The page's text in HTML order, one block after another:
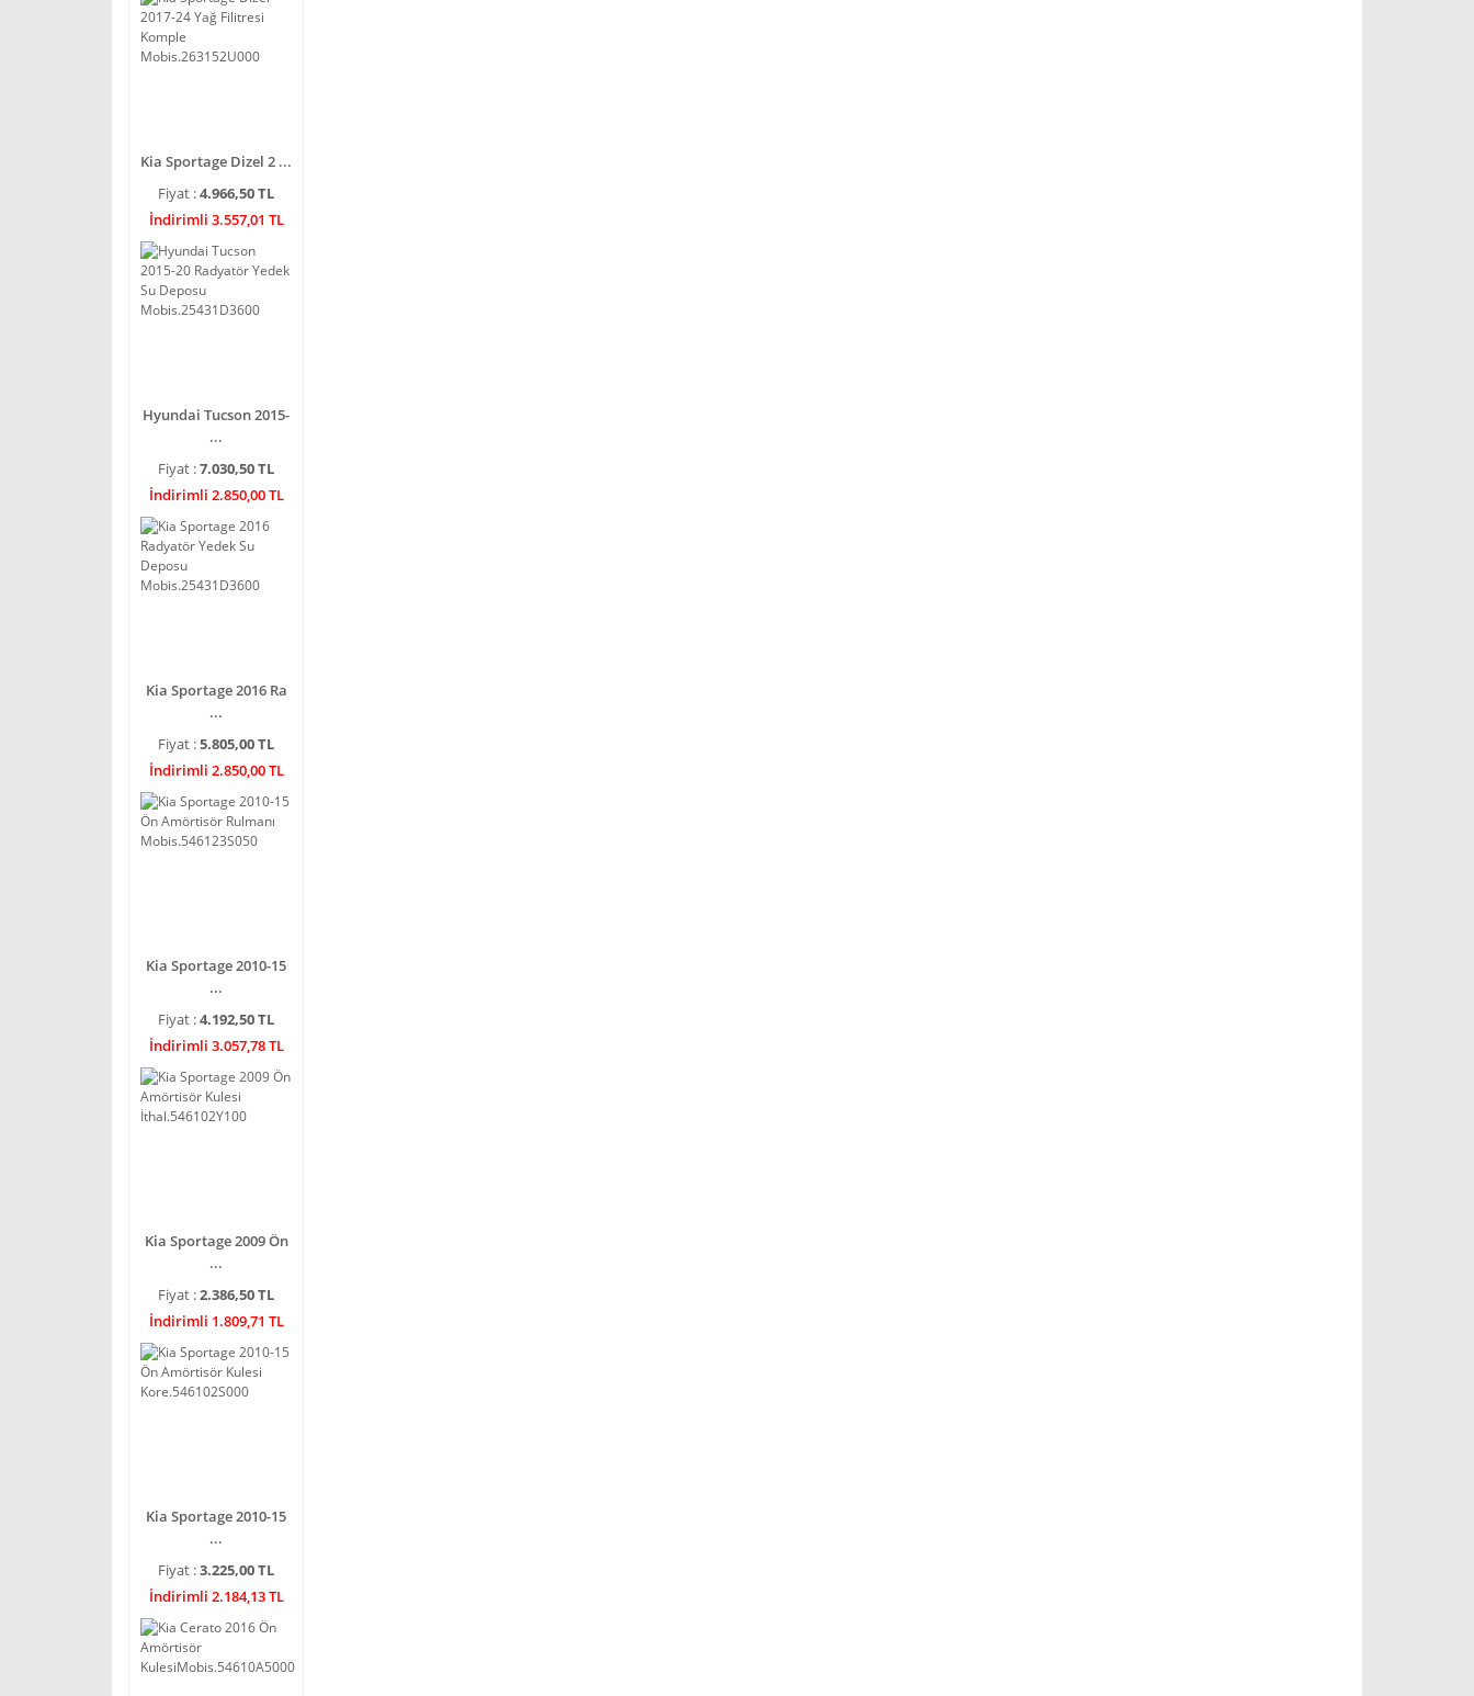
Kia Sportage Dizel 2 ...
Fiyat :4.966,50 TL
İndirimli 3.557,01 TL
Hyundai Tucson 2015-
...
Fiyat :7.030,50 TL
İndirimli 2.850,00 TL
Kia Sportage 2016 Ra
...
Fiyat :5.805,00 TL
İndirimli 2.850,00 TL
Kia Sportage 2010-15
...
Fiyat :4.192,50 TL
İndirimli 3.057,78 TL
Kia Sportage 2009 Ön
...
Fiyat :2.386,50 TL
İndirimli 1.809,71 TL
Kia Sportage 2010-15
...
Fiyat :3.225,00 TL
İndirimli 2.184,13 TL